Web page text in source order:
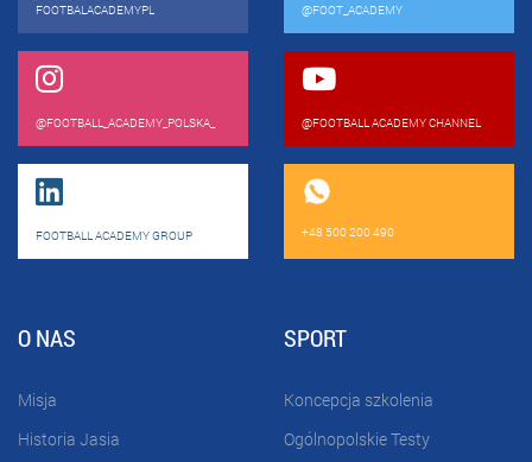
FOOTBALACADEMYPL @FOOT_ACADEMY
@FOOTBALL_ACADEMY_POLSKA_ @FOOTBALL ACADEMY CHANNEL
FOOTBALL ACADEMY GROUP +48 500 200 490
O NAS
Misja
Historia Jasia
SPORT
Koncepcja szkolenia
Ogólnopolskie Testy